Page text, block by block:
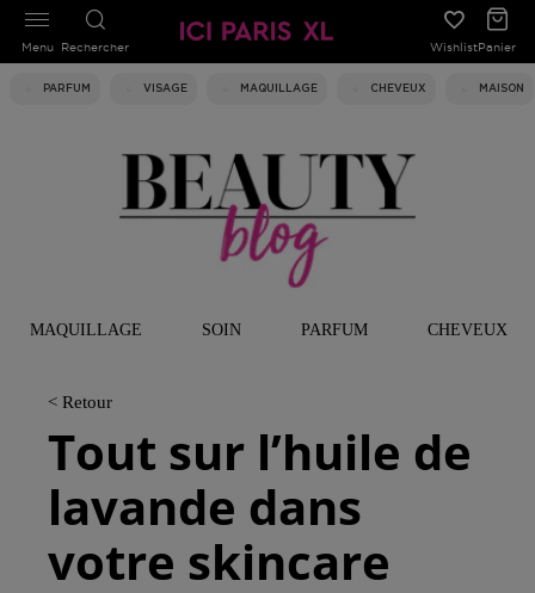
Rechercher WishlistPanier
PARFUM VISAGE MAQUILLAGE CHEVEUX MAISON
Menu
MAQUILLAGE SOIN PARFUM CHEVEUX
< Retour
Tout sur l’huile de
lavande dans
votre skincare